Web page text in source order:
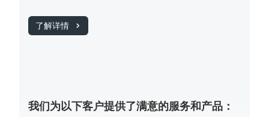
了解详情
我们为以下客户提供了满意的服务和产品：